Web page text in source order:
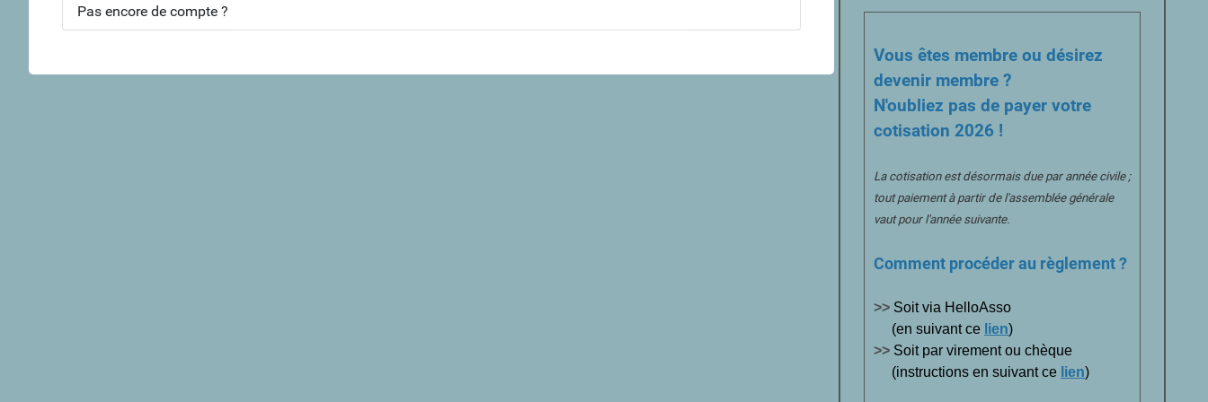
Pas encore de compte ?
Vous êtes membre ou désirez
devenir membre ?
N'oubliez pas de payer votre
cotisation 2026 !
La cotisation est désormais due par année civile ;
tout paiement à partir de l'assemblée générale
vaut pour l'année suivante.
Comment procéder au règlement ?
>> Soit via HelloAsso
(en suivant ce lien)
>> Soit par virement ou chèque
(instructions en suivant ce lien)